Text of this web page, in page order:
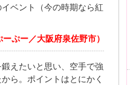
ベント（今の時期なら紅
ぷー／大阪府泉佐野市）
えたいと思い、空手で強
ら。ポイントはとにかく